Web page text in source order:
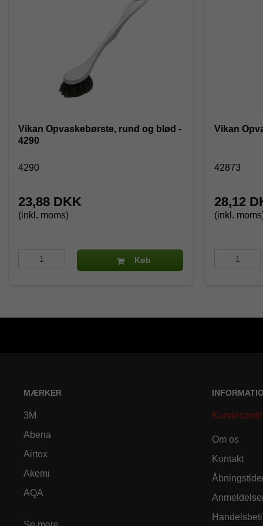
Vikan Opvaskebørste, rund og blød -
4290
4290
23,88 DKK
(inkl. moms)
Køb
Vikan
42873
28,12
(inkl.
MÆRKER
3M
Abena
Airtox
Akemi
AQA
Om os
Kontakt